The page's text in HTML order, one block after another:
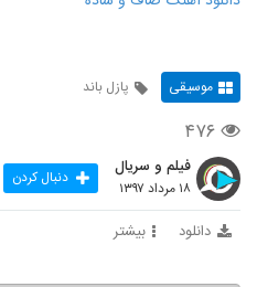
موسیقی پازل باند
۴۷۶
فیلم و سریال
۱۸ مرداد ۱۳۹۷ دنبال کردن
دانلود بیشتر